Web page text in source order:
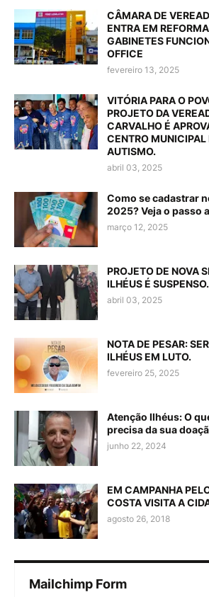
CÂMARA DE
ENTRA EM
GABINETES
OFFICE
fevereiro 13, 2025
VITÓRIA PARA O
PROJETO DA
CARVALHO É
CENTRO MUNICIPAL
AUTISMO.
abril 03, 2025
Como se cadastrar
2025? Veja o passo
março 12, 2025
PROJETO DE NOVA
ILHÉUS É SUSPENSO.
abril 03, 2025
NOTA DE PESAR:
ILHÉUS EM LUTO.
fevereiro 25, 2025
Atenção Ilhéus: O
precisa da sua
junho 22, 2024
EM CAMPANHA
COSTA VISITA A
agosto 26, 2018
Mailchimp Form